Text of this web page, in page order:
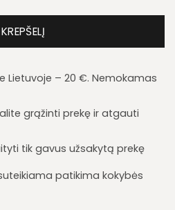
Lietuvoje – 20 €. Nemokamas
grąžinti prekę ir atgauti
tik gavus užsakytą prekę
patikima kokybės